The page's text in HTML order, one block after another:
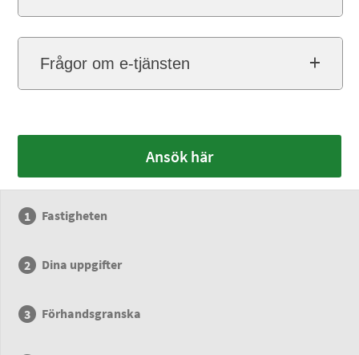
Frågor om e-tjänsten
Ansök här
Fastigheten
Dina uppgifter
Förhandsgranska